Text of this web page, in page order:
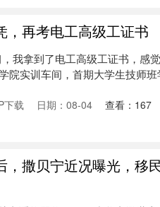
，再考电工高级工证书
我拿到了电工高级工证书，感
院实训车间，首期大学生技师
下载 日期：08-04 查看： 167
撒贝宁近况曝光，移